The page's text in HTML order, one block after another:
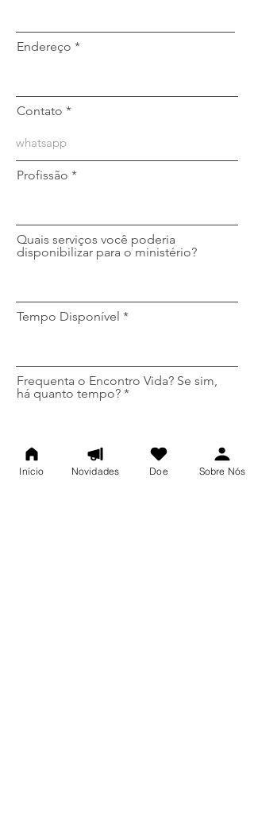
Endereço
Contato
Profissão
Quais serviços você poderia
disponibilizar para o ministério?
Tempo Disponível
Frequenta o Encontro Vida? Se sim,
há quanto tempo?
Porque escolhi este ministério?
Início Novidades Doe Sobre Nós